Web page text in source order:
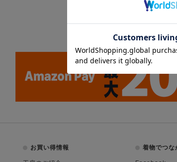
お買い得情報 着物でつな